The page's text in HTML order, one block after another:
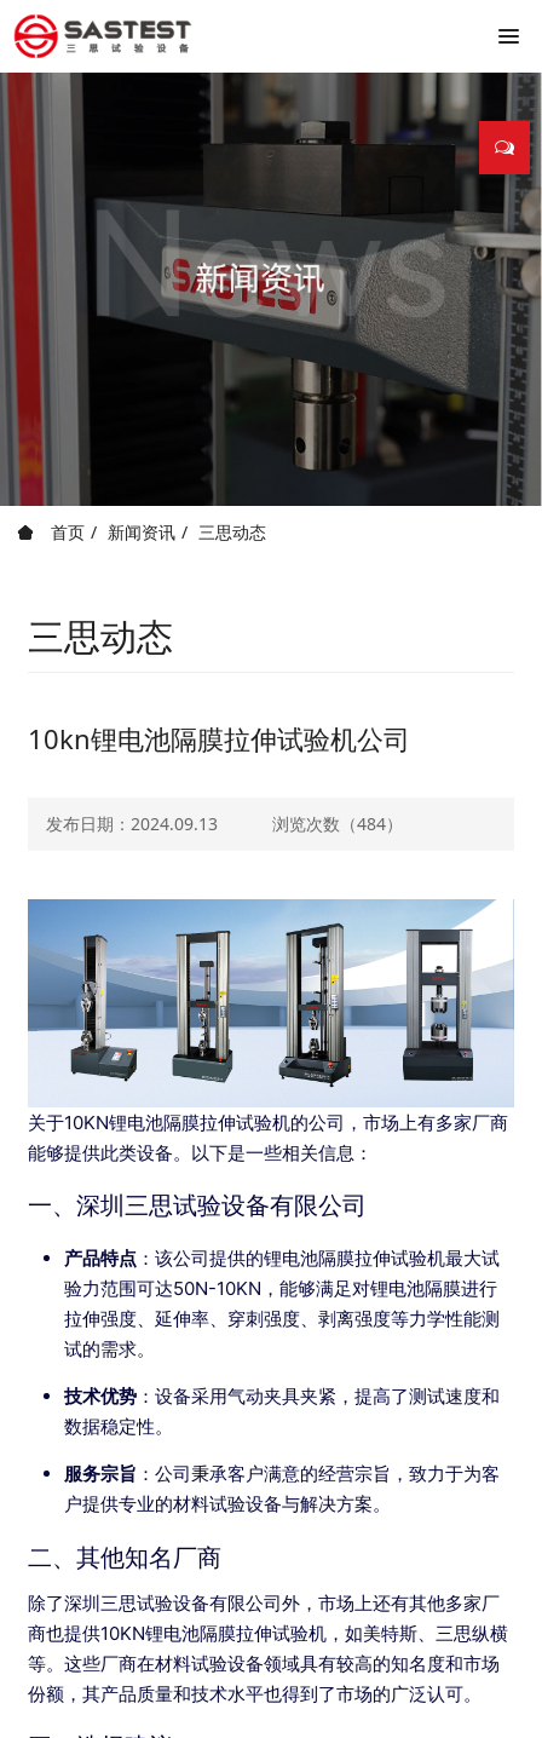
首页 新闻资讯 三思动态
三思动态
10kn锂电池隔膜拉伸试验机公司
发布日期：2024.09.13 浏览次数（484）
关于10KN锂电池隔膜拉伸试验机的公司，市场上有多家厂商
能够提供此类设备。以下是一些相关信息：
一、深圳三思试验设备有限公司
产品特点 ：该公司提供的锂电池隔膜拉伸试验机最大试
验力范围可达50N-10KN，能够满足对锂电池隔膜进行
拉伸强度、延伸率、穿刺强度、剥离强度等力学性能测
试的需求。
技术优势 ：设备采用气动夹具夹紧，提高了测试速度和
数据稳定性。
服务宗旨 ：公司秉承客户满意的经营宗旨，致力于为客
户提供专业的材料试验设备与解决方案。
二、其他知名厂商
除了深圳三思试验设备有限公司外，市场上还有其他多家厂
商也提供10KN锂电池隔膜拉伸试验机，如美特斯、三思纵横
等。这些厂商在材料试验设备领域具有较高的知名度和市场
份额，其产品质量和技术水平也得到了市场的广泛认可。